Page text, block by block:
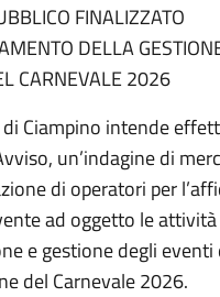
FINALIZZATO
DELLA
CARNEVALE 2026
Ciampino intende
un’indagine di
di operatori per
ad oggetto le
e gestione degli eventi
del Carnevale 2026.